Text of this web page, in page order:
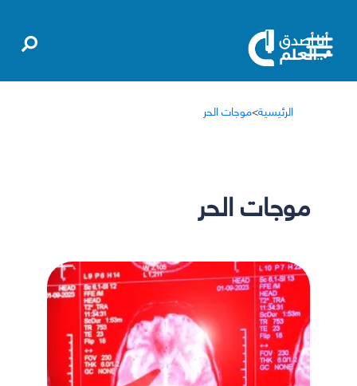
الرئيسية>موجات الحر
موجات الحر